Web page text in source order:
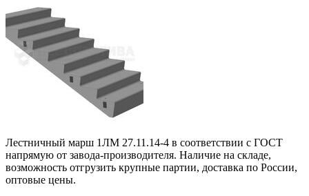
Лестничный марш 1ЛМ 27.11.14-4 в соответствии с ГОСТ
напрямую от завода-производителя. Наличие на складе,
возможность отгрузить крупные партии, доставка по России,
оптовые цены.